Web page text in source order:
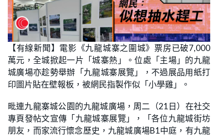
【有線新聞】電影《九龍城寨之圍城》票房已破7,000
萬元，全城掀起一片「城寨熱」。位處「主場」的九龍
城廣場亦趁勢舉辦「九龍城寨展覽」，不過展品用紙打
印圖片貼在壁報板，被網民指製作似「小學雞」。
毗連九龍寨城公園的九龍城廣場，周二（21日）在社交
專頁發帖文宣傳「九龍城寨展覽」，「各位九龍城街坊
朋友，而家流行懷念歷史，九龍城廣場B1中庭，有九龍